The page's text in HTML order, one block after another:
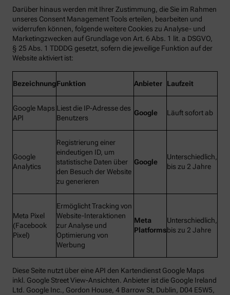
Darüber hinaus werden mit Ihrer Zustimmung, die Sie im Rahmen
unseres Consent Management Tools erteilen, bearbeiten und
widerrufen können, folgende weitere Cookies zu Analyse- und
Marketingzwecken auf Grundlage von Art. 6 Abs. 1 lit. a DSGVO,
§ 25 Abs. 1 TDDDG gesetzt, sofern die jeweilige Funktion auf der
Website aktiviert ist:
BezeichnungFunktion Anbieter Laufzeit
Google Maps
API
Liest die IP-Adresse des
Benutzers
Google Läuft sofort ab
Google
Analytics
Registrierung einer
eindeutigen ID, um
statistische Daten über
den Besuch der Website
zu generieren
Google
Unterschiedlich,
bis zu 2 Jahre
Meta Pixel
(Facebook
Pixel)
Ermöglicht Tracking von
Website-Interaktionen
zur Analyse und
Optimierung von
Werbung
Meta
Platforms
Unterschiedlich,
bis zu 2 Jahre
Diese Seite nutzt über eine API den Kartendienst Google Maps
inkl. Google Street View-Ansichten. Anbieter ist die Google Ireland
Ltd. Google Inc., Gordon House, 4 Barrow St, Dublin, D04 E5W5,